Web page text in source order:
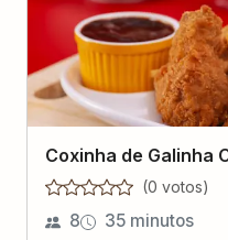
Coxinha de Galinha
(0 votos)
8 35 minutos